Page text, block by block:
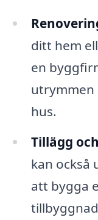
ditt hem
en
utrymmen
hus.
Tillägg
kan också
att bygga